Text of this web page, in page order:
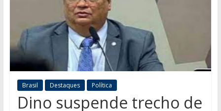
Brasil Destaques Política
Dino suspende trecho de